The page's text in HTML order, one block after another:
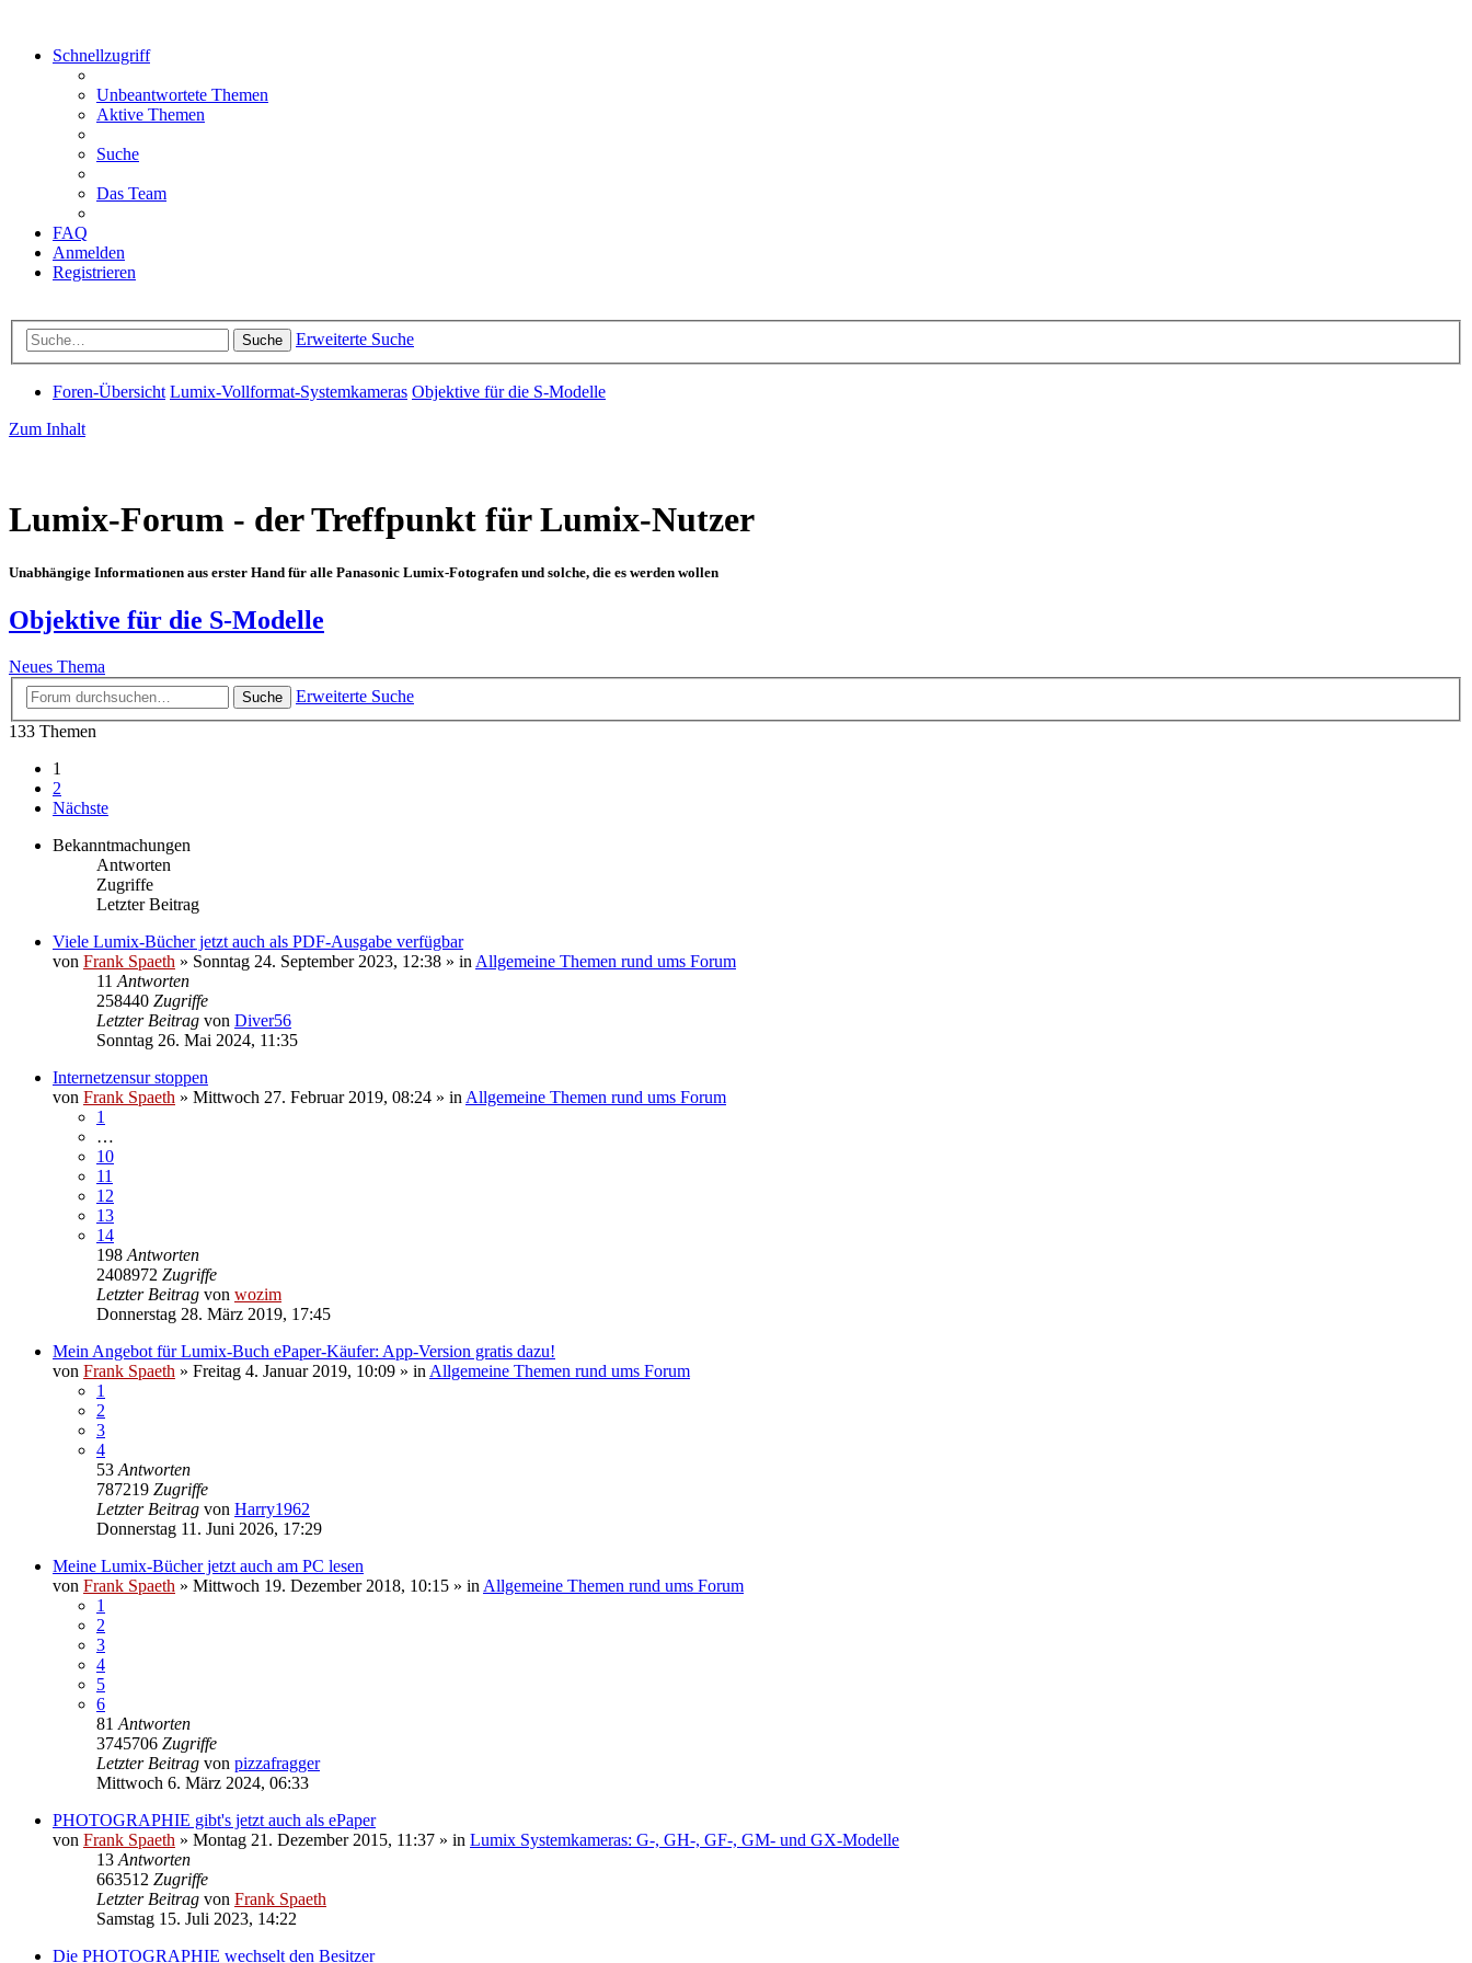
Schnellzugriff
Unbeantwortete Themen
Aktive Themen
Suche
Das Team
FAQ
Anmelden
Registrieren
Suche Erweiterte Suche
Foren-Übersicht Lumix-Vollformat-Systemkameras Objektive für die S-Modelle
Zum Inhalt
Lumix-Forum - der Treffpunkt für Lumix-Nutzer
Unabhängige Informationen aus erster Hand für alle Panasonic Lumix-Fotografen und solche, die es werden wollen
Objektive für die S-Modelle
Neues Thema
Suche
Erweiterte Suche
133 Themen
1
2
Nächste
Bekanntmachungen
Antworten
Zugriffe
Letzter Beitrag
Viele Lumix-Bücher jetzt auch als PDF-Ausgabe verfügbar
von Frank Spaeth » Sonntag 24. September 2023, 12:38 » in Allgemeine Themen rund ums Forum
11 Antworten
258440 Zugriffe
Letzter Beitrag von Diver56
Sonntag 26. Mai 2024, 11:35
Internetzensur stoppen
von Frank Spaeth » Mittwoch 27. Februar 2019, 08:24 » in Allgemeine Themen rund ums Forum
1
…
10
11
12
13
14
198 Antworten
2408972 Zugriffe
Letzter Beitrag von wozim
Donnerstag 28. März 2019, 17:45
Mein Angebot für Lumix-Buch ePaper-Käufer: App-Version gratis dazu!
von Frank Spaeth » Freitag 4. Januar 2019, 10:09 » in Allgemeine Themen rund ums Forum
1
2
3
4
53 Antworten
787219 Zugriffe
Letzter Beitrag von Harry1962
Donnerstag 11. Juni 2026, 17:29
Meine Lumix-Bücher jetzt auch am PC lesen
von Frank Spaeth » Mittwoch 19. Dezember 2018, 10:15 » in Allgemeine Themen rund ums Forum
1
2
3
4
5
6
81 Antworten
3745706 Zugriffe
Letzter Beitrag von pizzafragger
Mittwoch 6. März 2024, 06:33
PHOTOGRAPHIE gibt's jetzt auch als ePaper
von Frank Spaeth » Montag 21. Dezember 2015, 11:37 » in Lumix Systemkameras: G-, GH-, GF-, GM- und GX-Modelle
13 Antworten
663512 Zugriffe
Letzter Beitrag von Frank Spaeth
Samstag 15. Juli 2023, 14:22
Die PHOTOGRAPHIE wechselt den Besitzer